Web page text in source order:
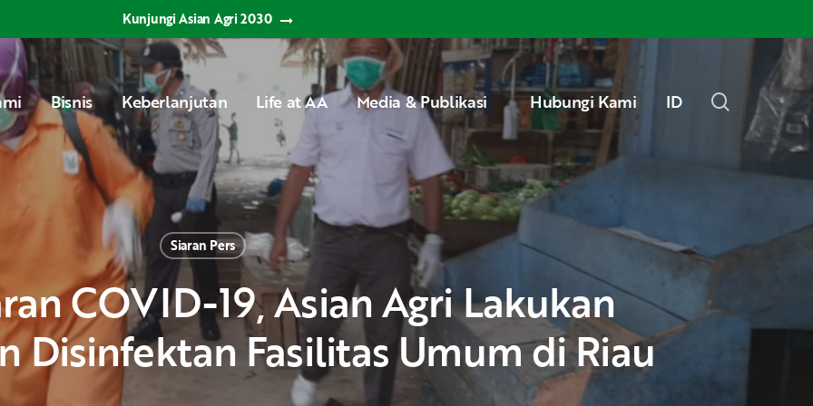
Kunjungi Asian Agri 2030
Bisnis Keberlanjutan Life at AA Media & Publikasi Hubungi Kami ID search
Siaran Pers
Disinfektan Fasilitas Umum di Riau